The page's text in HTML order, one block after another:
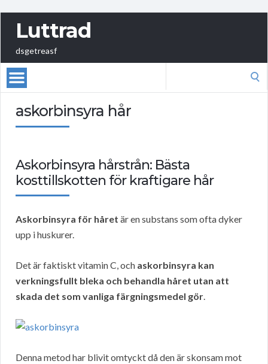
Luttrad
dsgetreasf
askorbinsyra hår
Askorbinsyra hårstrån: Bästa
kosttillskotten för kraftigare hår
Askorbinsyra för håret är en substans som ofta dyker
upp i huskurer.
Det är faktiskt vitamin C, och askorbinsyra kan
verkningsfullt bleka och behandla håret utan att
skada det som vanliga färgningsmedel gör.
Denna metod har blivit omtyckt då den är skonsam mot